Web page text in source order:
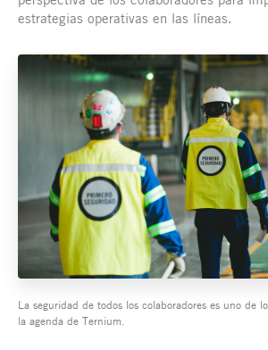
estrategias operativas en las líneas.
La seguridad de todos los colaboradores es uno de
la agenda de Ternium.